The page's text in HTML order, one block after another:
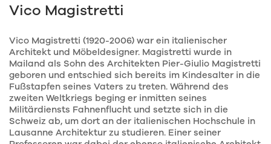
Vico Magistretti
Vico Magistretti (1920-2006) war ein italienischer
Architekt und Möbeldesigner. Magistretti wurde in
Mailand als Sohn des Architekten Pier-Giulio Magistretti
geboren und entschied sich bereits im Kindesalter in die
Fußstapfen seines Vaters zu treten. Während des
zweiten Weltkriegs beging er inmitten seines
Militärdiensts Fahnenflucht und setzte sich in die
Schweiz ab, um dort an der italienischen Hochschule in
Lausanne Architektur zu studieren. Einer seiner